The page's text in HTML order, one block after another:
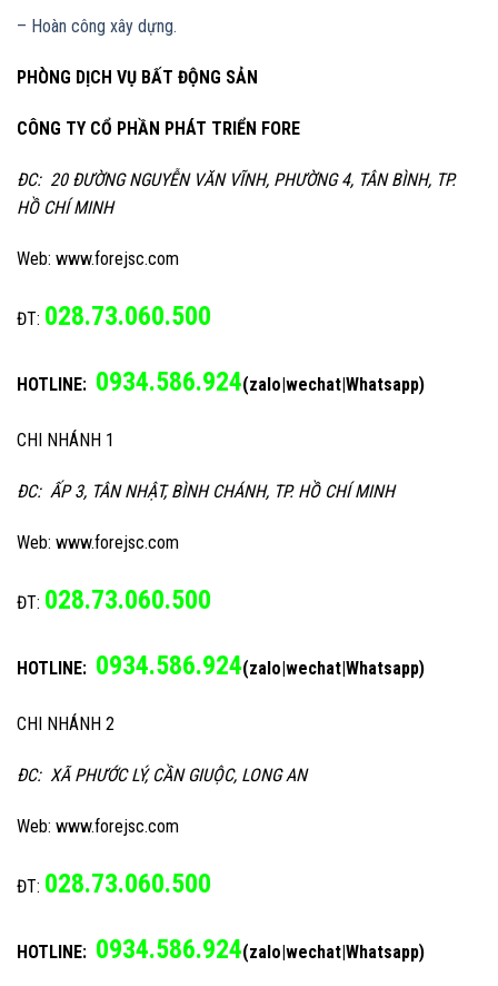
– Hoàn công xây dựng.
PHÒNG DỊCH VỤ BẤT ĐỘNG SẢN
CÔNG TY CỔ PHẦN PHÁT TRIỂN FORE
ĐC: 20 ĐƯỜNG NGUYỄN VĂN VĨNH, PHƯỜNG 4, TÂN BÌNH, TP.
HỒ CHÍ MINH
Web: www.forejsc.com
ĐT: 028.73.060.500
HOTLINE: 0934.586.924(zalo|wechat|Whatsapp)
CHI NHÁNH 1
ĐC: ẤP 3, TÂN NHẬT, BÌNH CHÁNH, TP. HỒ CHÍ MINH
Web: www.forejsc.com
ĐT: 028.73.060.500
HOTLINE: 0934.586.924(zalo|wechat|Whatsapp)
CHI NHÁNH 2
ĐC: XÃ PHƯỚC LÝ, CẦN GIUỘC, LONG AN
Web: www.forejsc.com
ĐT: 028.73.060.500
HOTLINE: 0934.586.924(zalo|wechat|Whatsapp)